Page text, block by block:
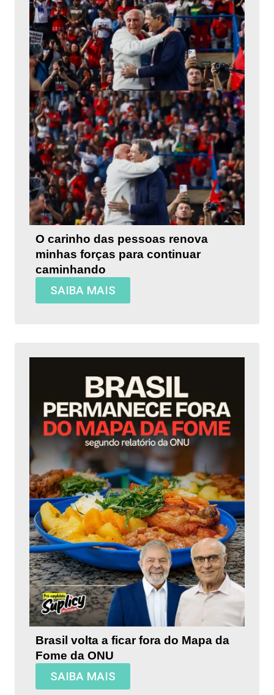
O carinho das pessoas renova
minhas forças para continuar
caminhando
SAIBA MAIS
Brasil volta a ficar fora do Mapa da
Fome da ONU
SAIBA MAIS